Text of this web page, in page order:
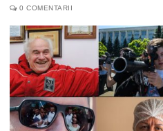
0 COMENTARII